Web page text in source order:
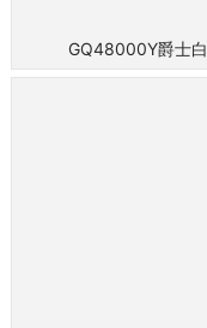
GQ48000Y爵士白